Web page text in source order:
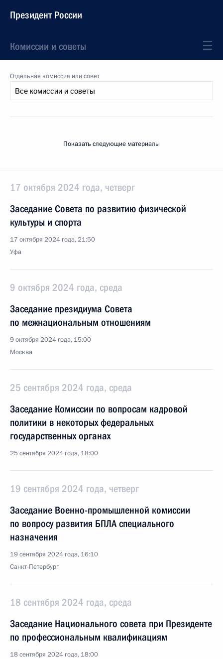
Президент России
Комиссии и советы
Отдельная комиссия или совет
Показать следующие материалы
17 октября 2024 года, четверг
Заседание Совета по развитию физической
культуры и спорта
17 октября 2024 года, 21:50
Уфа
9 октября 2024 года, среда
Заседание президиума Совета
по межнациональным отношениям
9 октября 2024 года, 15:00
Москва
25 сентября 2024 года, среда
Заседание Комиссии по вопросам кадровой
политики в некоторых федеральных
государственных органах
25 сентября 2024 года, 18:00
19 сентября 2024 года, четверг
Заседание Военно-промышленной комиссии
по вопросу развития БПЛА специального
назначения
19 сентября 2024 года, 16:10
Санкт-Петербург
18 сентября 2024 года, среда
Заседание Национального совета при Президенте
по профессиональным квалификациям
18 сентября 2024 года, 18:00